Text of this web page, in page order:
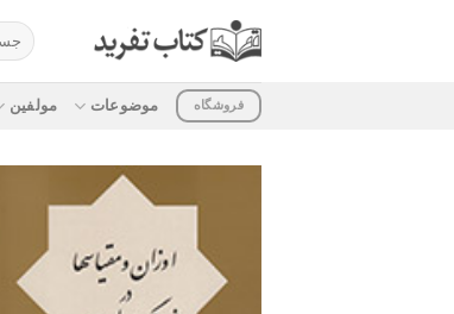
جستجو
برای:
فروشگاه موضوعات مولفین